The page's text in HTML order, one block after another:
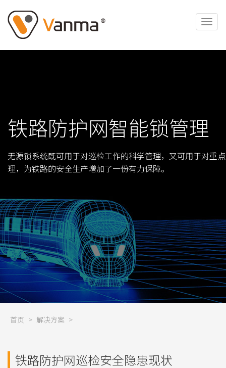
铁路防护网智能锁管理
无源锁系统既可用于对巡检工作的科学管理，又可用于对重
理，为铁路的安全生产增加了一份有力保障。
首页 > 解决方案 >
铁路防护网巡检安全隐患现状